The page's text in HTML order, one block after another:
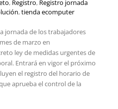
, Registro, Registro jornada
,tienda ecomputer
jornada de los trabajadores
de marzo en
ley de medidas urgentes de
Entrará en vigor el próximo
el registro del horario de
aprueba el control de la